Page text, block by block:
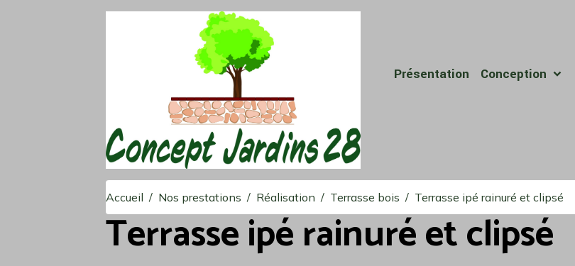
Présentation Conception
Accueil Nos prestations Réalisation Terrasse bois Terrasse ipé rainuré et clipsé
Terrasse ipé rainuré et clipsé